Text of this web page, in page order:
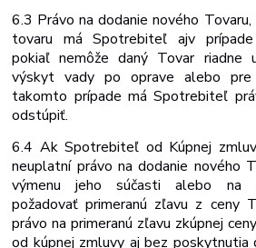
6.3 Právo na dodanie nového
tovaru má Spotrebiteľ ajv
pokiaľ nemôže daný Tovar riadne
výskyt vady po oprave alebo
takomto prípade má Spotrebiteľ
odstúpiť.
6.4 Ak Spotrebiteľ od Kúpnej
neuplatní právo na dodanie nového
výmenu jeho súčasti alebo na
požadovať primeranú zľavu z ceny
právo na primeranú zľavu zkúpnej
od kúpnej zmluvy aj bez poskytnutia